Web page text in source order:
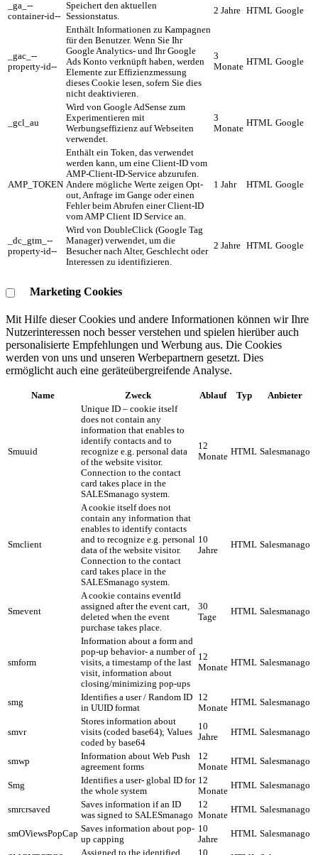
_ga_--
container-id--
Speichert den aktuellen
Sessionstatus.
2 Jahre HTML Google
_gac_--
property-id--
Enthält Informationen zu Kampagnen
für den Benutzer. Wenn Sie Ihr
Google Analytics- und Ihr Google
Ads Konto verknüpft haben, werden
Elemente zur Effizienzmessung
dieses Cookie lesen, sofern Sie dies
nicht deaktivieren.
3
Monate HTML Google
_gcl_au
Wird von Google AdSense zum
Experimentieren mit
Werbungseffizienz auf Webseiten
verwendet.
3
Monate
HTML Google
AMP_TOKEN
Enthält ein Token, das verwendet
werden kann, um eine Client-ID vom
AMP-Client-ID-Service abzurufen.
Andere mögliche Werte zeigen Opt-
out, Anfrage im Gange oder einen
Fehler beim Abrufen einer Client-ID
vom AMP Client ID Service an.
1 Jahr HTML Google
_dc_gtm_--
property-id--
Wird von DoubleClick (Google Tag
Manager) verwendet, um die
Besucher nach Alter, Geschlecht oder
Interessen zu identifizieren.
2 Jahre HTML Google
Marketing Cookies
Mit Hilfe dieser Cookies und andere Informationen können wir Ihre
Nutzerinteressen noch besser verstehen und spielen hierüber auch
personalisierte Empfehlungen und Werbung aus. ​Die Cookies
werden von uns und unseren Werbepartnern gesetzt. Dies
ermöglicht auch eine geräteübergreifende Analyse.
Name Zweck Ablauf Typ Anbieter
Smuuid
Unique ID – cookie itself
does not contain any
information that enables to
identify contacts and to
recognize e.g. personal data
of the website visitor.
Connection to the contact
card takes place in the
SALESmanago system.
12
Monate HTML Salesmanago
Smclient
A cookie itself does not
contain any information that
enables to identify contacts
and to recognize e.g. personal
data of the website visitor.
Connection to the contact
card takes place in the
SALESmanago system.
10
Jahre
HTML Salesmanago
Smevent
A cookie contains eventId
assigned after the event cart,
deleted when the event
purchase takes place.
30
Tage
HTML Salesmanago
smform
Information about a form and
pop-up behavior- a number of
visits, a timestamp of the last
visit, information about
closing/minimizing pop-ups
12
Monate HTML Salesmanago
smg
Identifies a user / Random ID
in UUID format
12
Monate
HTML Salesmanago
smvr
Stores information about
visits (coded base64); Values
coded by base64
10
Jahre
HTML Salesmanago
smwp
Information about Web Push
agreement forms
12
Monate
HTML Salesmanago
Smg
Identifies a user- global ID for
the whole system
12
Monate
HTML Salesmanago
smrcrsaved
Saves information if an ID
was signed to SALESmanago
12
Monate
HTML Salesmanago
smOViewsPopCap Saves information about pop-
up capping
10
Jahre
HTML Salesmanago
Assigned to the identified 10